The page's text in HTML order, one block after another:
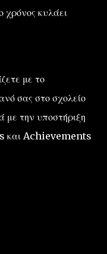
χρόνος κυλάει
με το
σας στο σχολείο
με την υποστήριξη
και Achievements